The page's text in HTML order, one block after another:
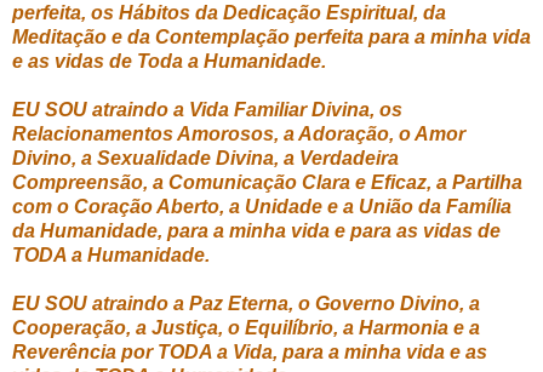
perfeita, os Hábitos da Dedicação Espiritual, da
Meditação e da Contemplação perfeita para a minha vida
e as vidas de Toda a Humanidade.
EU SOU atraindo a Vida Familiar Divina, os
Relacionamentos Amorosos, a Adoração, o Amor
Divino, a Sexualidade Divina, a Verdadeira
Compreensão, a Comunicação Clara e Eficaz, a Partilha
com o Coração Aberto, a Unidade e a União da Família
da Humanidade, para a minha vida e para as vidas de
TODA a Humanidade.
EU SOU atraindo a Paz Eterna, o Governo Divino, a
Cooperação, a Justiça, o Equilíbrio, a Harmonia e a
Reverência por TODA a Vida, para a minha vida e as